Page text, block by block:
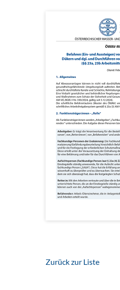
Zurück zur Liste